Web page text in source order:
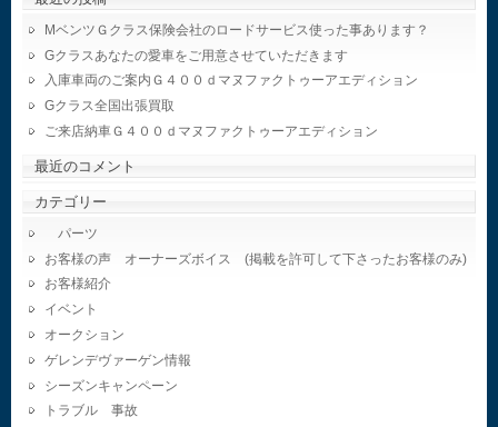
MベンツＧクラス保険会社のロードサービス使った事あります？
Gクラスあなたの愛車をご用意させていただきます
入庫車両のご案内Ｇ４００ｄマヌファクトゥーアエディション
Gクラス全国出張買取
ご来店納車Ｇ４００ｄマヌファクトゥーアエディション
最近のコメント
カテゴリー
パーツ
お客様の声 オーナーズボイス (掲載を許可して下さったお客様のみ)
お客様紹介
イベント
オークション
ゲレンデヴァーゲン情報
シーズンキャンペーン
トラブル 事故